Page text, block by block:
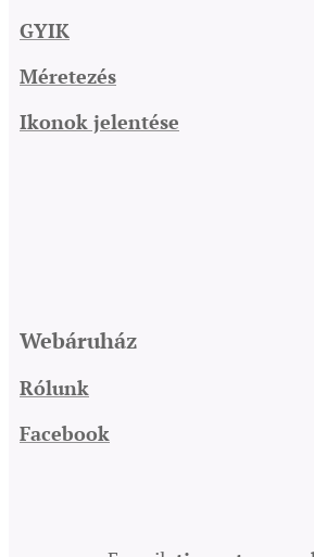
GYIK
Méretezés
Ikonok jelentése
Webáruház
Rólunk
Facebook